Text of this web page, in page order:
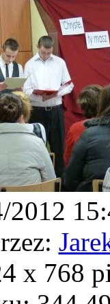
2012
x 768